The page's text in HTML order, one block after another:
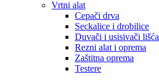
Vrtni alat
Cepači drva
Seckalice i drobilice
Duvači i usisivači lišća
Rezni alat i oprema
Zaštitna oprema
Testere